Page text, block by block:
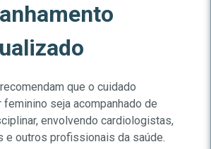
que o cuidado
feminino seja acompanhado de
envolvendo cardiologistas,
e outros profissionais da saúde.